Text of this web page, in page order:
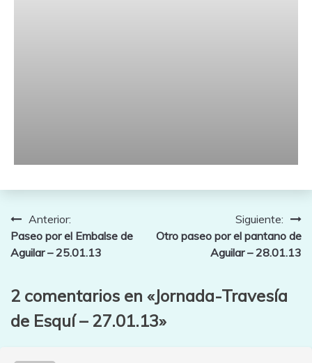
Navegación
de
Anterior:
Paseo por el Embalse de
Aguilar – 25.01.13
Siguiente:
Otro paseo por el pantano de
Aguilar – 28.01.13
2 comentarios en «Jornada-Travesía
de Esquí – 27.01.13»